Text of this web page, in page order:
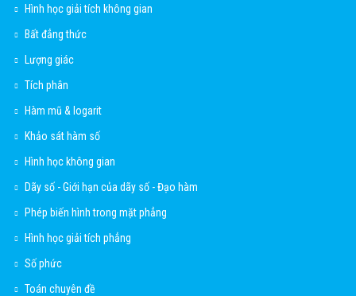
Hình học giải tích không gian
Bất đẳng thức
Lượng giác
Tích phân
Hàm mũ & logarit
Khảo sát hàm số
Hình học không gian
Dãy số - Giới hạn của dãy số - Đạo hàm
Phép biến hình trong mặt phẳng
Hình học giải tích phẳng
Số phức
Toán chuyên đề